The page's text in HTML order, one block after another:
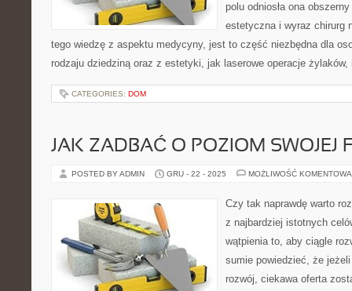
polu odniosła ona
estetyczna i wyraz chirurg
tego wiedzę z aspektu medycyny, jest to część niezbędna dla
rodzaju dziedziną oraz z estetyki, jak laserowe operacje
CATEGORIES: DOM
JAK ZADBAĆ O POZIOM SWOJEJ
POSTED BY ADMIN GRU - 22 - 2025 MOŻLIWOŚĆ
Czy tak naprawdę warto
z najbardziej istotnych
wątpienia to, aby ciągle
sumie powiedzieć, że
rozwój, ciekawa oferta